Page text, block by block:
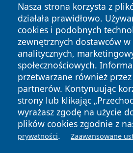
Nasza strona korzysta z
działała prawidłowo.
cookies i podobnych
zewnętrznych dostawców w
analitycznych,
społecznościowych.
przetwarzane również przez
partnerów. Kontynuując
strony lub klikając
wyrażasz zgodę na użycie
plików cookies zgodnie z
prywatności. Zaawansowane
Copyright © 2026 24piaseczno.pl
zastrzeżone.
News Autorzy
Polityka
Prywatności